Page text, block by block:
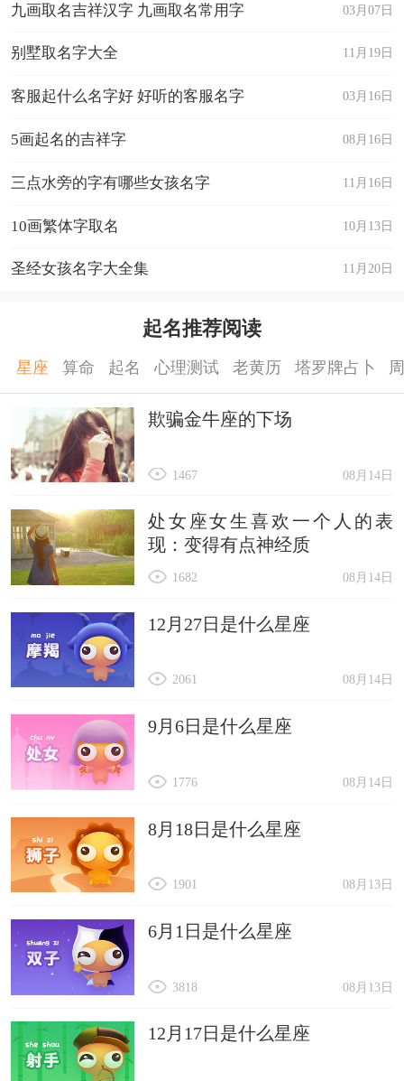
03月07日
九画取名吉祥汉字 九画取名常用字
11月19日
别墅取名字大全
03月16日
客服起什么名字好 好听的客服名字
08月16日
5画起名的吉祥字
11月16日
三点水旁的字有哪些女孩名字
10月13日
10画繁体字取名
11月20日
圣经女孩名字大全集
起名推荐阅读
星座 算命 起名 心理测试 老黄历 塔罗牌占卜
欺骗金牛座的下场
08月14日
1467
处女座女生喜欢一个人的表
现：变得有点神经质
08月14日
1682
12月27日是什么星座
08月14日
2061
9月6日是什么星座
08月14日
1776
8月18日是什么星座
08月13日
1901
6月1日是什么星座
08月13日
3818
12月17日是什么星座